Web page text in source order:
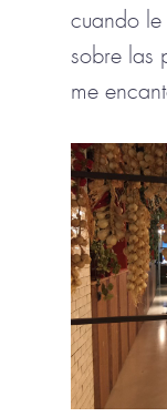
cuando le
sobre las
me